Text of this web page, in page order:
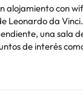
alojamiento con
da Vinci. Este
una